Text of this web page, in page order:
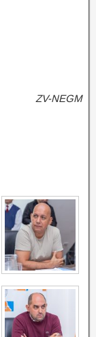
ZV-NEGM